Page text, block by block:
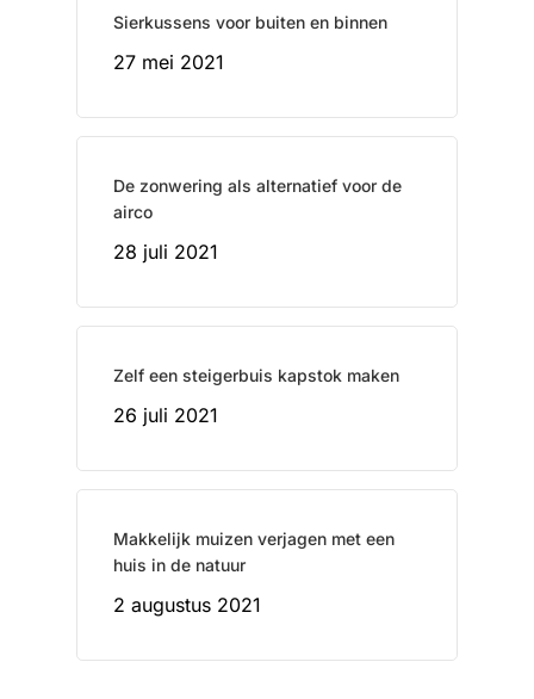
Sierkussens voor buiten en binnen
27 mei 2021
De zonwering als alternatief voor de
airco
28 juli 2021
Zelf een steigerbuis kapstok maken
26 juli 2021
Makkelijk muizen verjagen met een
huis in de natuur
2 augustus 2021